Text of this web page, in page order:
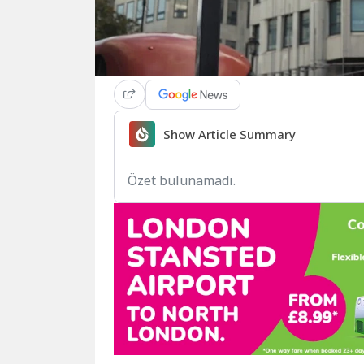
Show Article Summary
Özet bulunamadı.